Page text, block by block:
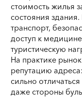
стоимость жилья
состояния
транспорт,
доступ к
туристическую
На практике
репутацию
сильно
даже стороны